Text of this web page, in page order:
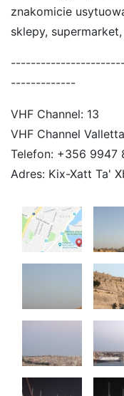
znakomicie
sklepy,
-------------
VHF Channel: 13
VHF Channel
Telefon: +356 9947
Adres: Kix-Xatt Ta'